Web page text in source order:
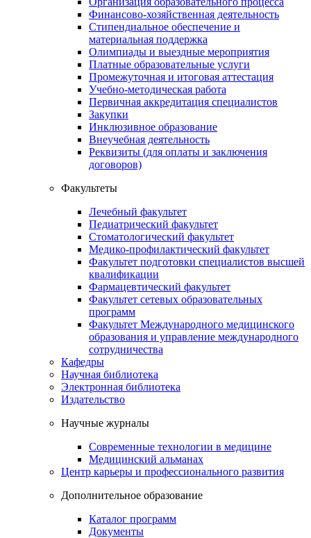
Финансово-хозяйственная деятельность
Стипендиальное обеспечение и
материальная поддержка
Олимпиады и выездные мероприятия
Платные образовательные услуги
Промежуточная и итоговая аттестация
Учебно-методическая работа
Первичная аккредитация специалистов
Закупки
Инклюзивное образование
Внеучебная деятельность
Реквизиты (для оплаты и заключения
договоров)
Факультеты
Лечебный факультет
Педиатрический факультет
Стоматологический факультет
Медико-профилактический факультет
Факультет подготовки специалистов высшей
квалификации
Фармацевтический факультет
Факультет сетевых образовательных
программ
Факультет Международного медицинского
образования и управление международного
сотрудничества
Кафедры
Научная библиотека
Электронная библиотека
Издательство
Научные журналы
Современные технологии в медицине
Медицинский альманах
Центр карьеры и профессионального развития
Дополнительное образование
Каталог программ
Документы